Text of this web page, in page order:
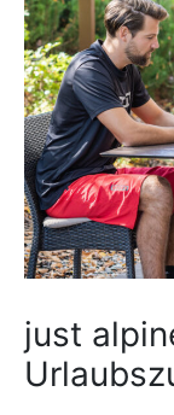
just